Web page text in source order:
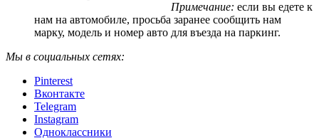
Примечание: если вы едете к
нам на автомобиле, просьба заранее сообщить нам
марку, модель и номер авто для въезда на паркинг.
Мы в социальных сетях:
Pinterest
Вконтакте
Telegram
Instagram
Одноклассники